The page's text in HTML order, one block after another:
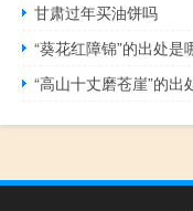
甘肃过年买油饼吗
“葵花红障锦”的出处是
“高山十丈磨苍崖”的出